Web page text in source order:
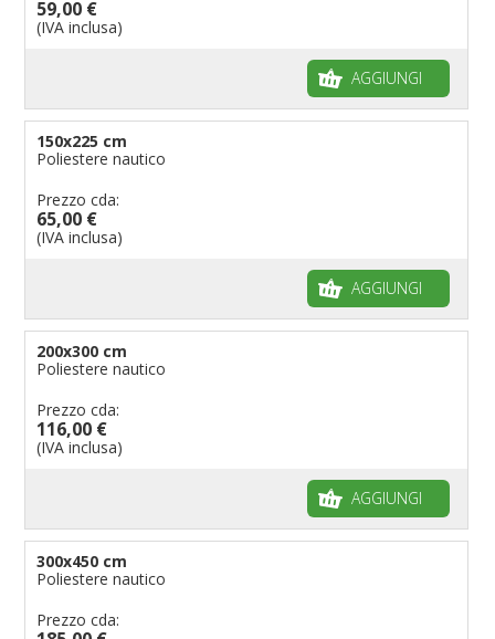
59,00 €
(IVA inclusa)
AGGIUNGI
150x225 cm
Poliestere nautico
Prezzo cda:
65,00 €
(IVA inclusa)
AGGIUNGI
200x300 cm
Poliestere nautico
Prezzo cda:
116,00 €
(IVA inclusa)
AGGIUNGI
300x450 cm
Poliestere nautico
Prezzo cda: